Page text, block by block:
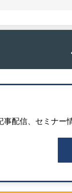
配信、セミナー